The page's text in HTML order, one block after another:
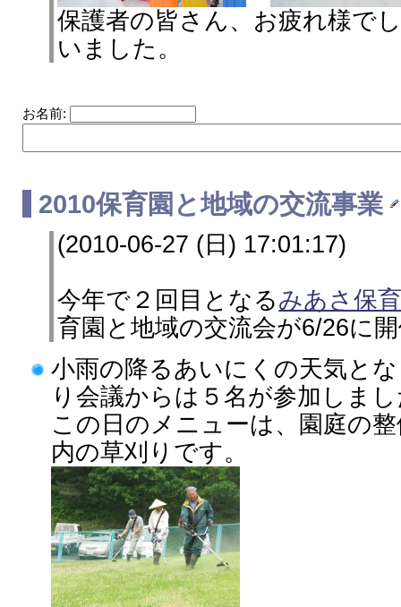
保護者の皆さん、お疲れ様で
いました。
お名前:
2010保育園と地域の交流事業
(2010-06-27 (日) 17:01:17)
今年で２回目となるみあさ保
育園と地域の交流会が6/26に
小雨の降るあいにくの天気と
り会議からは５名が参加しま
この日のメニューは、園庭の
内の草刈りです。